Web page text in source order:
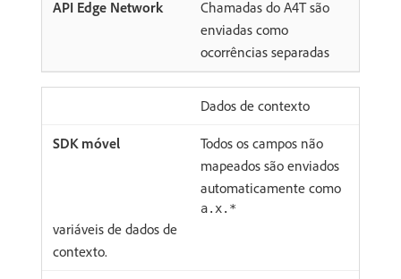
Chamadas do A4T são
enviadas como
ocorrências separadas
Dados de contexto
Todos os campos não
mapeados são enviados
automaticamente como
a.x.*
variáveis de dados de
contexto.